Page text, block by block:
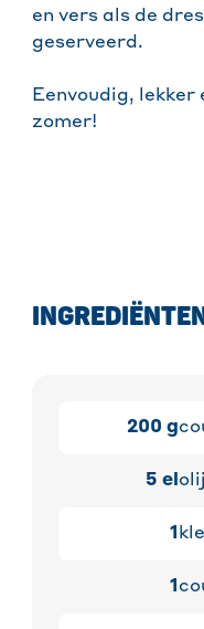
en vers als de
geserveerd.
Eenvoudig,
zomer!
200 g
5 el
1
1